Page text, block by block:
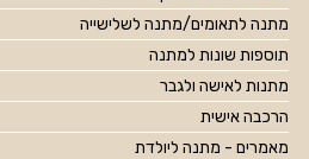
מתנה לתאומים/מתנה לשלישייה
תוספות שונות למתנה
מתנות לאישה ולגבר
הרכבה אישית
מאמרים - מתנה ליולדת